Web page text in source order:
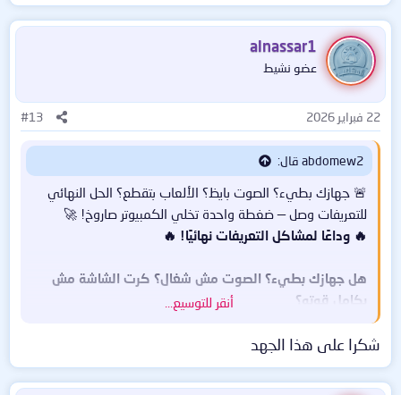
alnassar1
عضو نشيط
22 فبراير 2026 #13
abdomew2 قال:
🚨 جهازك بطيء؟ الصوت بايظ؟ الألعاب بتقطع؟ الحل النهائي
للتعريفات وصل — ضغطة واحدة تخلي الكمبيوتر صاروخ! 🚀
🔥 وداعًا لمشاكل التعريفات نهائيًا! 🔥
هل جهازك بطيء؟ الصوت مش شغال؟ كرت الشاشة مش
بكامل قوته؟
الحل بسيط جدًا 👇
✨ Driver Talent Pro 8.1.12.70 Silent Install – Abo
أنقر للتوسيع...
شكرا على هذا الجهد